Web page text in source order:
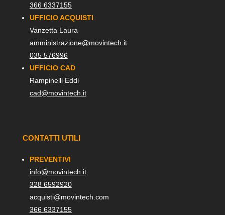
366 6337155
UFFICIO ACQUISTI
Vanzetta Laura
amministrazione@movintech.it
035 576996
UFFICIO CAD
Rampinelli Eddi
cad@movintech.it
CONTATTI UTILI
PREVENTIVI
info@movintech.it
328 6592920
acquisti@movintech.com
366 6337155